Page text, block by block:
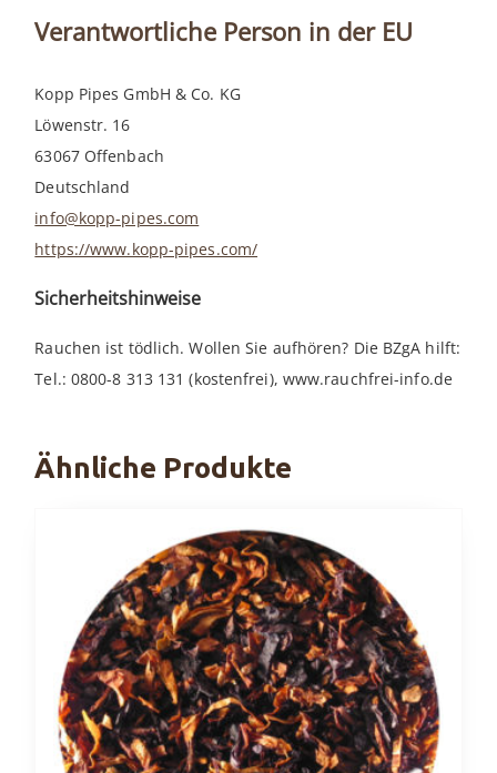
Verantwortliche Person in der EU
Kopp Pipes GmbH & Co. KG
Löwenstr. 16
63067 Offenbach
Deutschland
info@kopp-pipes.com
https://www.kopp-pipes.com/
Sicherheitshinweise
Rauchen ist tödlich. Wollen Sie aufhören? Die BZgA hilft:
Tel.: 0800-8 313 131 (kostenfrei), www.rauchfrei-info.de
Ähnliche Produkte